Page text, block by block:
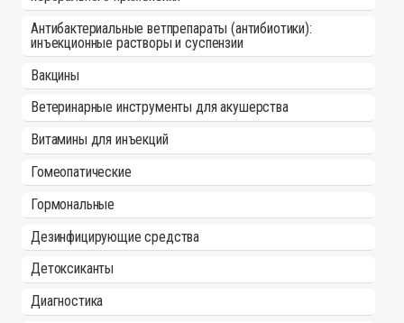
Антибактериальные ветпрепараты (антибиотики):
инъекционные растворы и суспензии
Вакцины
Ветеринарные инструменты для акушерства
Витамины для инъекций
Гомеопатические
Гормональные
Дезинфицирующие средства
Детоксиканты
Диагностика